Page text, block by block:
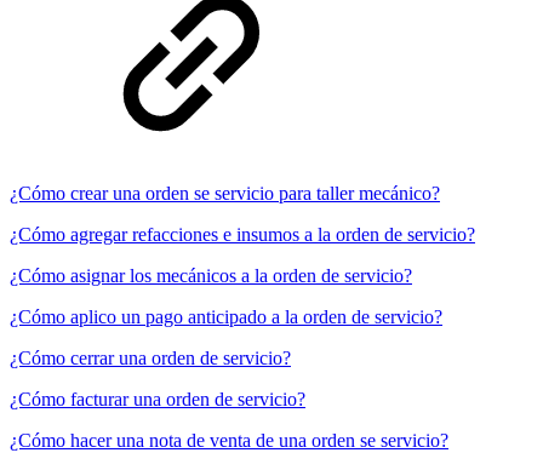
¿Cómo crear una orden se servicio para taller mecánico?
¿Cómo agregar refacciones e insumos a la orden de servicio?
¿Cómo asignar los mecánicos a la orden de servicio?
¿Cómo aplico un pago anticipado a la orden de servicio?
¿Cómo cerrar una orden de servicio?
¿Cómo facturar una orden de servicio?
¿Cómo hacer una nota de venta de una orden se servicio?